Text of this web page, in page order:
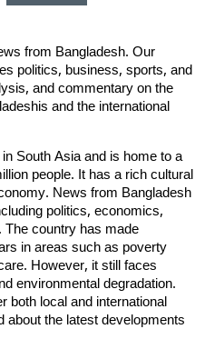
from Bangladesh. Our
politics, business, sports, and
and commentary on the
and the international
South Asia and is home to a
people. It has a rich cultural
News from Bangladesh
politics, economics,
country has made
in areas such as poverty
However, it still faces
environmental degradation.
both local and international
about the latest developments